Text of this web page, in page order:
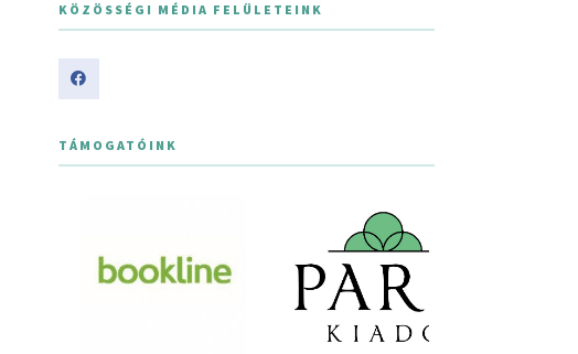
KÖZÖSSÉGI MÉDIA FELÜLETEINK
TÁMOGATÓINK